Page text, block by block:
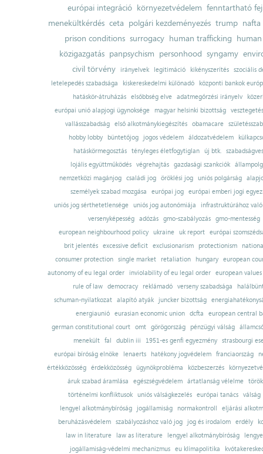
európai integráció környezetvédelem fenntartható
menekültkérdés ceta polgári kezdeményezés trump nafta
prison conditions surrogacy human trafficking
közigazgatás panpsychism personhood syngamy
civil törvény
irányelvek legitimáció kikényszerítés szociális
letelepedés szabadsága
kiskereskedelmi különadó
központi bankok
hatáskör-átruházás
elsőbbség elve adatmegőrzési irányelv
európai unió alapjogi ügynoksége
magyar helsinki bizottság
vesztegetés
vallásszabadság
első alkotmánykiegészítés obamacare
hobby lobby
büntetőjog jogos védelem áldozatvédelem
hatáskörmegosztás tényleges életfogytiglan új btk.
lojális együttműködés
végrehajtás gazdasági szankciók
nemzetközi magánjog
családi jog öröklési jog uniós polgárság
személyek szabad mozgása
európai jog európai emberi jogi
uniós jog sérthetetlensége uniós jog autonómiája
infrastruktúrához
versenyképesség adózás gmo-szabályozás gmo-mentesség
european neighbourhood policy
ukraine uk report
európai
brit jelentés excessive deficit exclusionarism protectionism
consumer protection
single market retaliation hungary
european
autonomy of eu legal order
inviolability of eu legal order
european values
rule of law
democracy reklámadó verseny szabadsága
schuman-nyilatkozat alapító atyák juncker bizottság
energiaunió eurasian economic union dcfta
european central
german constitutional court
omt görögország pénzügyi válság
menekült
fal dublin iii 1951-es genfi egyezmény
strasbourgi
európai bíróság elnöke
lenaerts hatékony jogvédelem franciaország
értékközösség
érdekközösség ügynökprobléma közbeszerzés
áruk szabad áramlása
egészségvédelem ártatlanság vélelme
történelmi konfliktusok uniós válságkezelés európai tanács válság
lengyel alkotmánybíróság
jogállamiság normakontroll
eljárási
beruházásvédelem
szabályozáshoz való jog jog és irodalom erdély
law in literature
law as literature lengyel alkotmánybíróság
jogállamiság-védelmi mechanizmus
eu klímapolitika